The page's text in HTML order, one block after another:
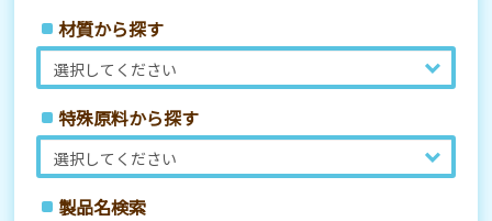
材質から探す
特殊原料から探す
製品名検索